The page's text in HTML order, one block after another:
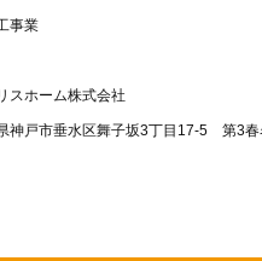
事業
スホーム株式会社
神戸市垂水区舞子坂3丁目17-5 第3春